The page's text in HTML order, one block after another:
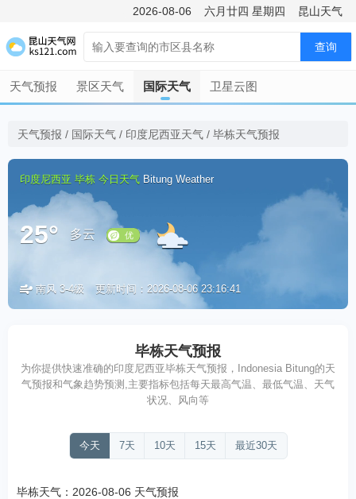
2026-08-06 六月廿四 星期四 昆山天气
查询
天气预报 景区天气 国际天气 卫星云图
天气预报 / 国际天气 / 印度尼西亚天气 / 毕栋天气预报
印度尼西亚 毕栋 今日天气 Bitung Weather
25° 多云
优
南风 3-4级 更新时间：2026-08-06 23:16:41
毕栋天气预报
为你提供快速准确的印度尼西亚毕栋天气预报，Indonesia Bitung的天
气预报和气象趋势预测,主要指标包括每天最高气温、最低气温、天气
状况、风向等
今天 7天 10天 15天 最近30天
毕栋天气：2026-08-06 天气预报